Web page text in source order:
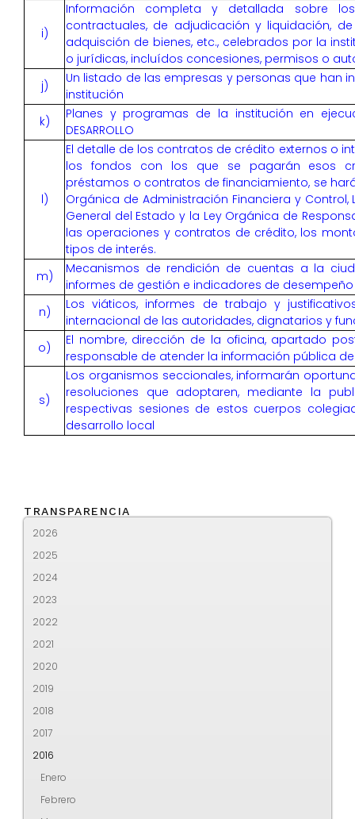
i)
Información completa y detallada sobre
contractuales, de adjudicación y liquidación,
adquisción de bienes, etc., celebrados por la
o jurídicas, incluídos concesiones, permisos o
j)
Un listado de las empresas y personas que han
institución
k)
Planes y programas de la institución en
DESARROLLO
l)
El detalle de los contratos de crédito externos o
los fondos con los que se pagarán esos
préstamos o contratos de financiamiento, se
Orgánica de Administración Financiera y
General del Estado y la Ley Orgánica de
las operaciones y contratos de crédito, los
tipos de interés.
m)
Mecanismos de rendición de cuentas a la
informes de gestión e indicadores de desempeño
n)
Los viáticos, informes de trabajo y
internacional de las autoridades, dignatarios y
o)
El nombre, dirección de la oficina, apartado
responsable de atender la información pública
s)
Los organismos seccionales, informarán
resoluciones que adoptaren, mediante la
respectivas sesiones de estos cuerpos
desarrollo local
TRANSPARENCIA
2026
2025
2024
2023
2022
2021
2020
2019
2018
2017
2016
Enero
Febrero